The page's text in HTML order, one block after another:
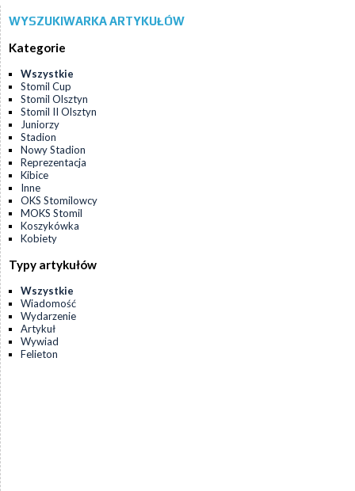
WYSZUKIWARKA ARTYKUŁÓW
Kategorie
Wszystkie
Stomil Cup
Stomil Olsztyn
Stomil II Olsztyn
Juniorzy
Stadion
Nowy Stadion
Reprezentacja
Kibice
Inne
OKS Stomilowcy
MOKS Stomil
Koszykówka
Kobiety
Typy artykułów
Wszystkie
Wiadomość
Wydarzenie
Artykuł
Wywiad
Felieton